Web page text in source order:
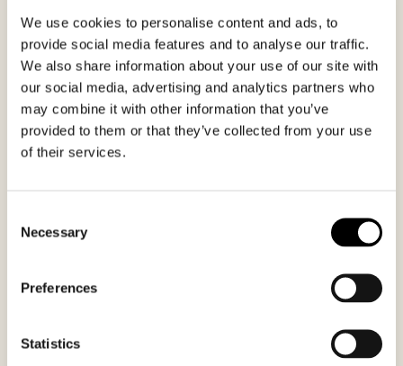
We use cookies to personalise content and ads, to
provide social media features and to analyse our traffic.
We also share information about your use of our site with
our social media, advertising and analytics partners who
may combine it with other information that you’ve
provided to them or that they’ve collected from your use
of their services.
Selection
Necessary
Preferences
Statistics
I slutten av april 2025 ble det største utstillingsrommet